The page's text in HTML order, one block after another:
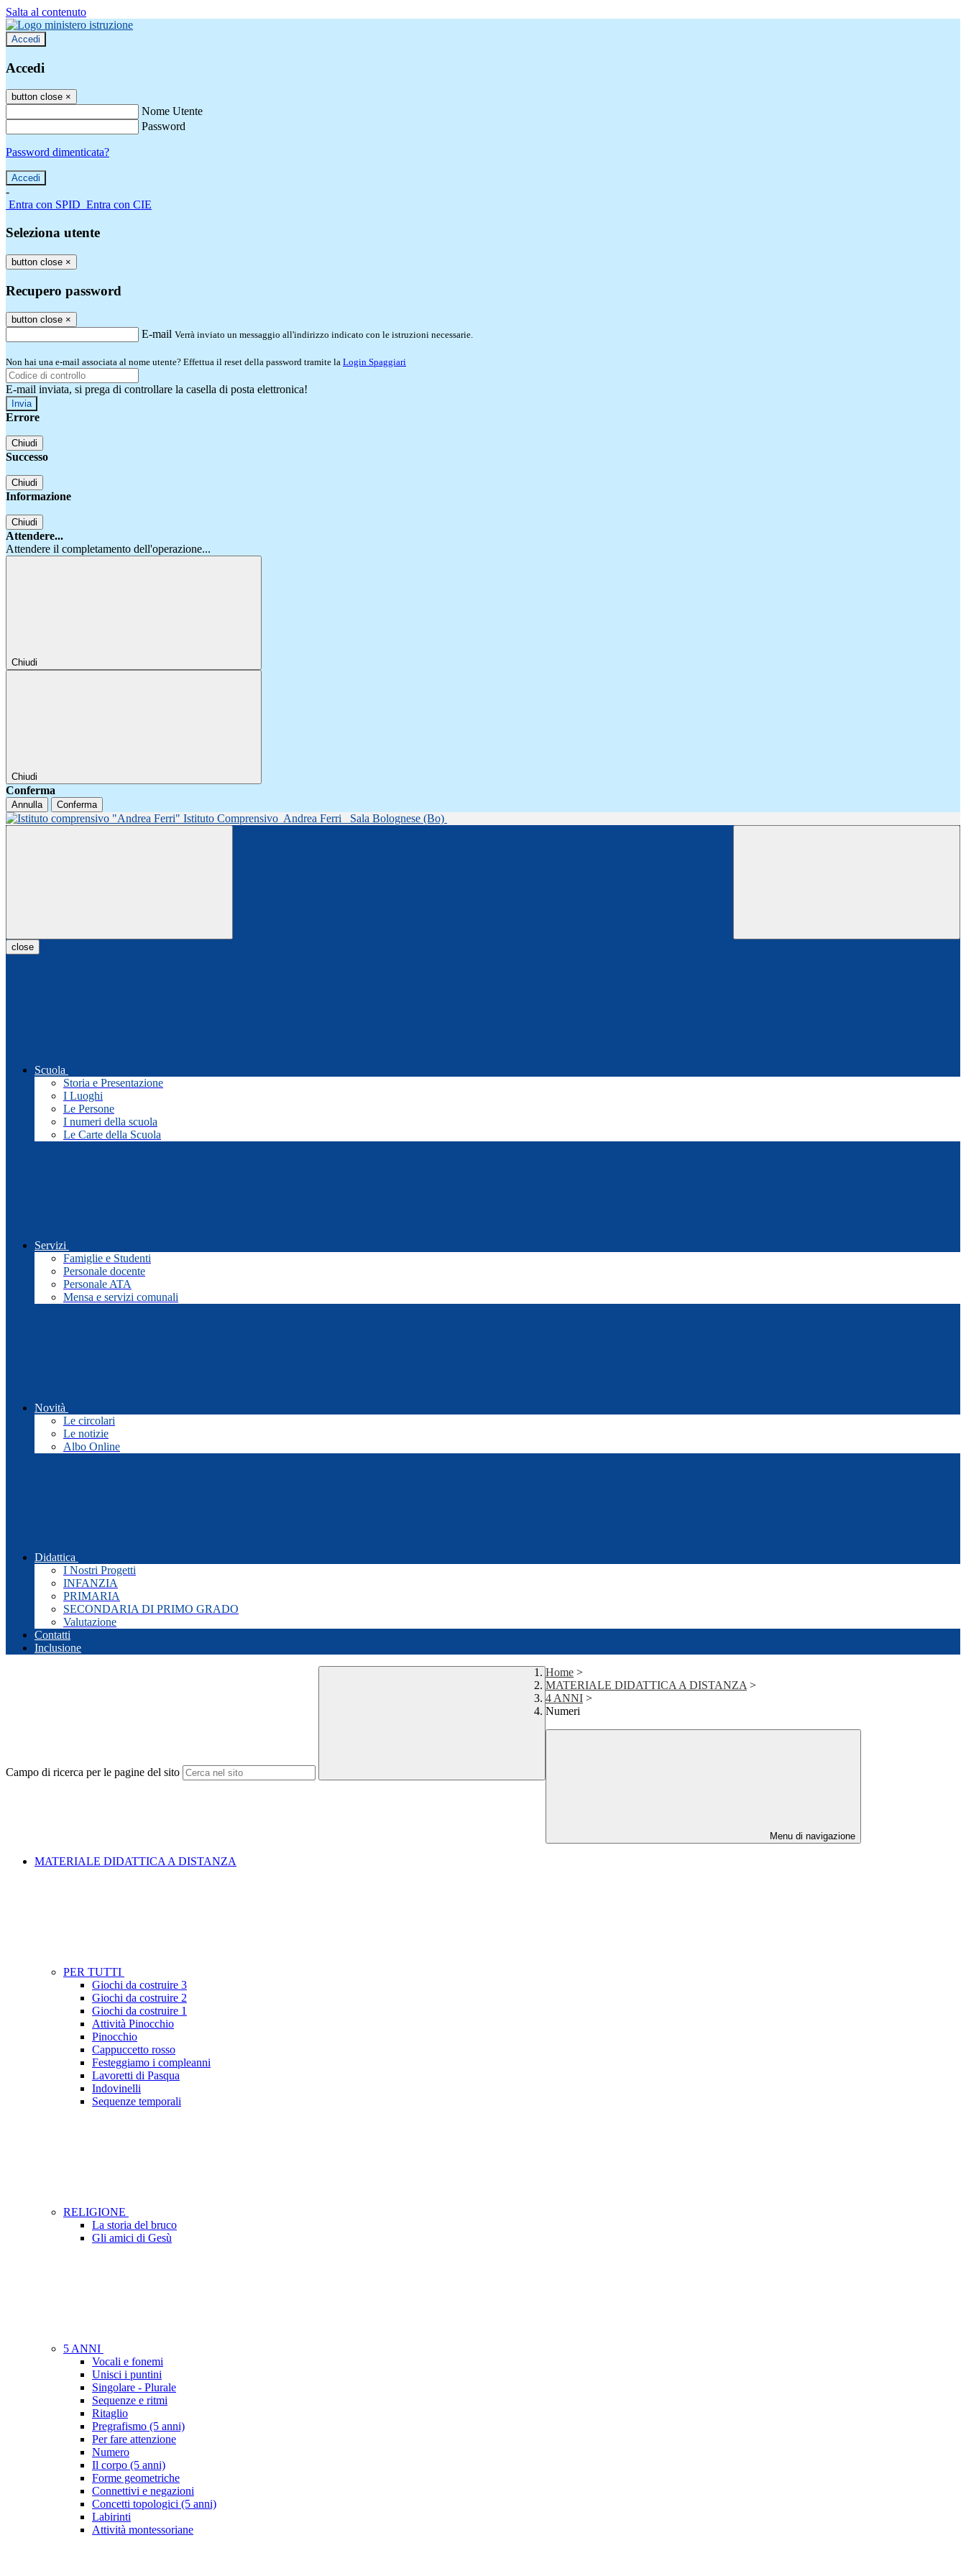
Salta al contenuto
Accedi
Accedi
button close ×
Nome Utente
Password
Password dimenticata?
-
Entra con SPID Entra con CIE
Seleziona utente
button close ×
Recupero password
button close ×
E-mail Verrà inviato un messaggio all'indirizzo indicato con le istruzioni necessarie.
Non hai una e-mail associata al nome utente? Effettua il reset della password tramite la Login Spaggiari
E-mail inviata, si prega di controllare la casella di posta elettronica!
Errore
Chiudi
Successo
Chiudi
Informazione
Chiudi
Attendere...
Attendere il completamento dell'operazione...
Chiudi
Chiudi
Conferma
Annulla Conferma
Istituto Comprensivo Andrea Ferri Sala Bolognese (Bo)
close
Scuola
Storia e Presentazione
I Luoghi
Le Persone
I numeri della scuola
Le Carte della Scuola
Servizi
Famiglie e Studenti
Personale docente
Personale ATA
Mensa e servizi comunali
Novità
Le circolari
Le notizie
Albo Online
Didattica
I Nostri Progetti
INFANZIA
PRIMARIA
SECONDARIA DI PRIMO GRADO
Valutazione
Contatti
Inclusione
Campo di ricerca per le pagine del sito
Home >
MATERIALE DIDATTICA A DISTANZA >
4 ANNI >
Numeri
Menu di navigazione
MATERIALE DIDATTICA A DISTANZA
PER TUTTI
Giochi da costruire 3
Giochi da costruire 2
Giochi da costruire 1
Attività Pinocchio
Pinocchio
Cappuccetto rosso
Festeggiamo i compleanni
Lavoretti di Pasqua
Indovinelli
Sequenze temporali
RELIGIONE
La storia del bruco
Gli amici di Gesù
5 ANNI
Vocali e fonemi
Unisci i puntini
Singolare - Plurale
Sequenze e ritmi
Ritaglio
Pregrafismo (5 anni)
Per fare attenzione
Numero
Il corpo (5 anni)
Forme geometriche
Connettivi e negazioni
Concetti topologici (5 anni)
Labirinti
Attività montessoriane